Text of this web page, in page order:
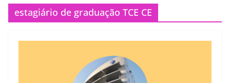
estagiário de graduação TCE CE